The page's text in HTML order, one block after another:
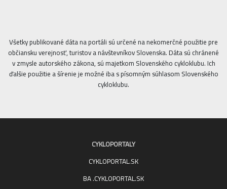
Všetky publikované dáta na portáli sú určené na nekomerčné použitie pre
občiansku verejnosť, turistov a návštevníkov Slovenska. Dáta sú chránené
v zmysle autorského zákona, sú majetkom Slovenského cykloklubu. Ich
ďalšie použitie a šírenie je možné iba s písomným súhlasom Slovenského
cykloklubu.
CYKLOPORTALY
CYKLOPORTAL.SK
BA .CYKLOPORTAL.SK